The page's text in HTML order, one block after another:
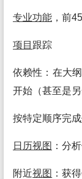
专业功能 ，前
项目 跟踪
依赖性：在大
开始（甚至是
按特定顺序完成
日历视图 ：分
附近视图 ：获